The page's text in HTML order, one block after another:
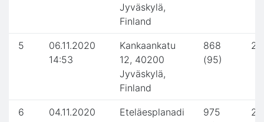
Jyväskylä,
Finland
5
06.11.2020
14:53
Kankaankatu
12, 40200
Jyväskylä,
Finland
868
(95)
6
04.11.2020
Eteläesplanadi
975